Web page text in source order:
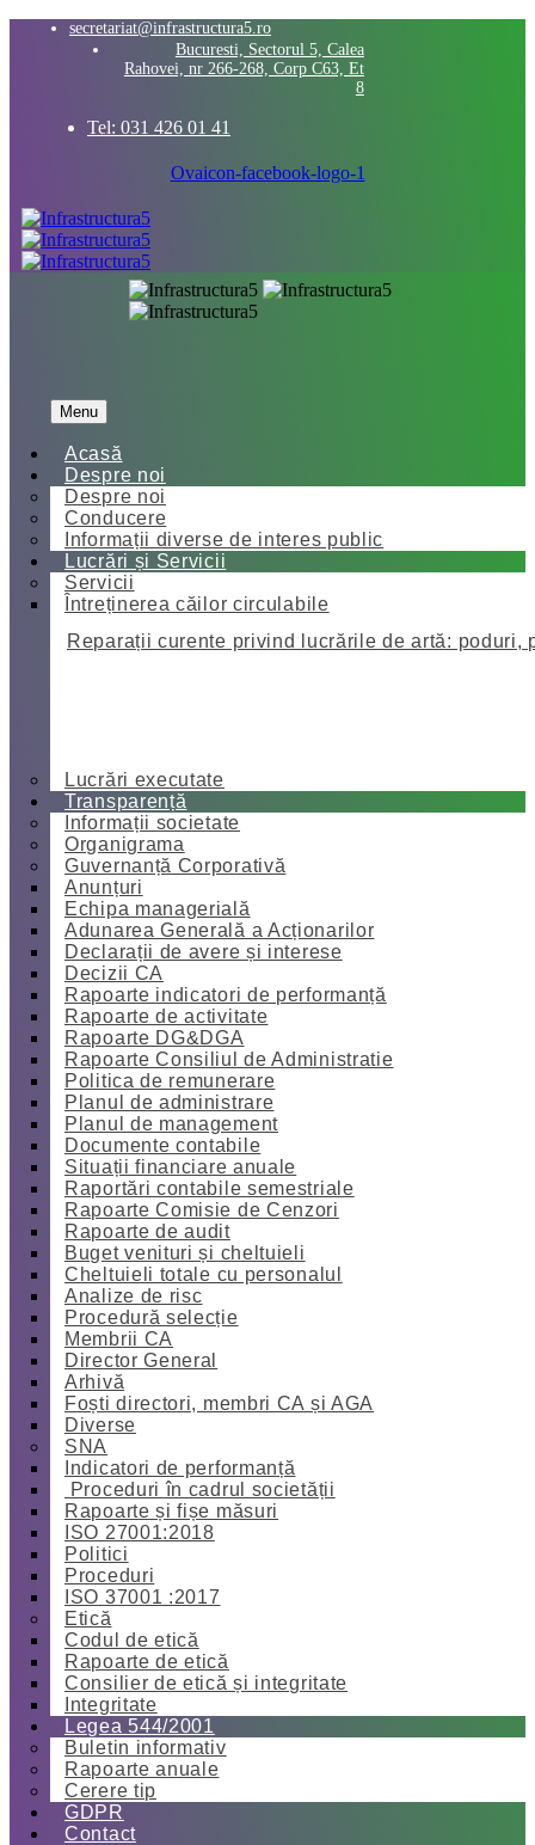
secretariat@infrastructura5.ro
Bucuresti, Sectorul 5, Calea
Rahovei, nr 266-268, Corp C63, Et
8
Tel: 031 426 01 41
Ovaicon-facebook-logo-1
Menu
Acasă
Despre noi
Despre noi
Conducere
Informații diverse de interes public
Lucrări și Servicii
Servicii
Întreținerea căilor circulabile
Reparații curente privind lucrările de artă: poduri,
Lucrări executate
Transparență
Informații societate
Organigrama
Guvernanță Corporativă
Anunțuri
Echipa managerială
Adunarea Generală a Acționarilor
Declarații de avere și interese
Decizii CA
Rapoarte indicatori de performanță
Rapoarte de activitate
Rapoarte DG&DGA
Rapoarte Consiliul de Administratie
Politica de remunerare
Planul de administrare
Planul de management
Documente contabile
Situații financiare anuale
Raportări contabile semestriale
Rapoarte Comisie de Cenzori
Rapoarte de audit
Buget venituri și cheltuieli
Cheltuieli totale cu personalul
Analize de risc
Procedură selecție
Membrii CA
Director General
Arhivă
Foști directori, membri CA și AGA
Diverse
SNA
Indicatori de performanță
Proceduri în cadrul societății
Rapoarte și fișe măsuri
ISO 27001:2018
Politici
Proceduri
ISO 37001 :2017
Etică
Codul de etică
Rapoarte de etică
Consilier de etică și integritate
Integritate
Legea 544/2001
Buletin informativ
Rapoarte anuale
Cerere tip
GDPR
Contact